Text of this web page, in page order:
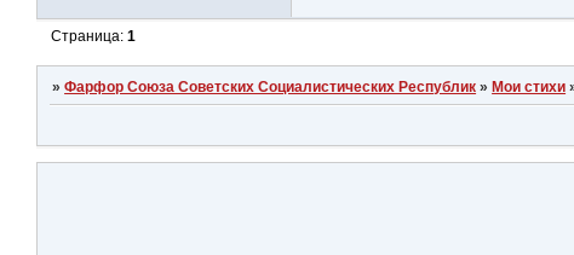
Страница:1
»Фарфор Союза Советских Социалистических Республик »Мои стихи